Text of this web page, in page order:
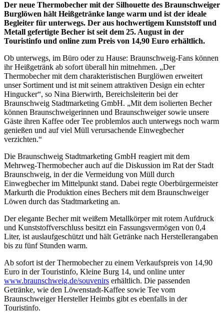
Der neue Thermobecher mit der Silhouette des Braunschweiger
Burglöwen hält Heißgetränke lange warm und ist der ideale
Begleiter für unterwegs. Der aus hochwertigem Kunststoff und
Metall gefertigte Becher ist seit dem 25. August in der
Touristinfo und online zum Preis von 14,90 Euro erhältlich.
Ob unterwegs, im Büro oder zu Hause: Braunschweig-Fans können
ihr Heißgetränk ab sofort überall hin mitnehmen. „Der
Thermobecher mit dem charakteristischen Burglöwen erweitert
unser Sortiment und ist mit seinem attraktiven Design ein echter
Hingucker“, so Nina Bierwirth, Bereichsleiterin bei der
Braunschweig Stadtmarketing GmbH. „Mit dem isolierten Becher
können Braunschweigerinnen und Braunschweiger sowie unsere
Gäste ihren Kaffee oder Tee problemlos auch unterwegs noch warm
genießen und auf viel Müll verursachende Einwegbecher
verzichten.“
Die Braunschweig Stadtmarketing GmbH reagiert mit dem
Mehrweg-Thermobecher auch auf die Diskussion im Rat der Stadt
Braunschweig, in der die Vermeidung von Müll durch
Einwegbecher im Mittelpunkt stand. Dabei regte Oberbürgermeister
Markurth die Produktion eines Bechers mit dem Braunschweiger
Löwen durch das Stadtmarketing an.
Der elegante Becher mit weißem Metallkörper mit rotem Aufdruck
und Kunststoffverschluss besitzt ein Fassungsvermögen von 0,4
Liter, ist auslaufgeschützt und hält Getränke nach Herstellerangaben
bis zu fünf Stunden warm.
Ab sofort ist der Thermobecher zu einem Verkaufspreis von 14,90
Euro in der Touristinfo, Kleine Burg 14, und online unter
www.braunschweig.de/souvenirs erhältlich. Die passenden
Getränke, wie den Löwenstadt-Kaffee sowie Tee vom
Braunschweiger Hersteller Heimbs gibt es ebenfalls in der
Touristinfo.